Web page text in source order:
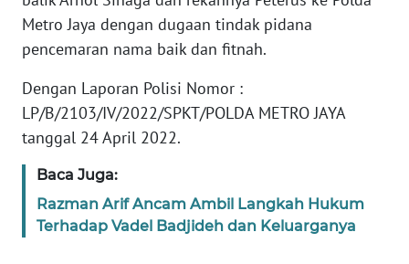
Metro Jaya dengan dugaan tindak pidana
pencemaran nama baik dan fitnah.
Dengan Laporan Polisi Nomor :
LP/B/2103/IV/2022/SPKT/POLDA METRO JAYA
tanggal 24 April 2022.
Baca Juga:
Razman Arif Ancam Ambil Langkah Hukum
Terhadap Vadel Badjideh dan Keluarganya
Informasi
BERITA
KONTAK
INFO
IKLAN